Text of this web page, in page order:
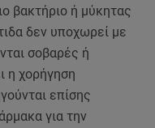
βακτήριο ή μύκητας
δεν υποχωρεί με
σοβαρές ή
η χορήγηση
επίσης
για την